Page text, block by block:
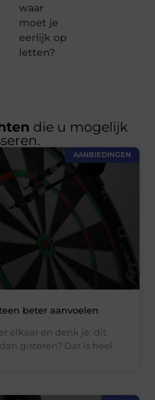
waar
moet je
eerlijk op
letten?
die u mogelijk
AANBIEDINGEN
beter aanvoelen
elkaar en denk je: dit
gisteren? Dat is heel